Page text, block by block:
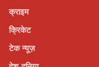
क्राइम
क्रिकेट
टेक न्यूज़